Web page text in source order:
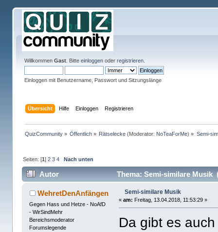
Willkommen Gast. Bitte einloggenoder registrieren.
Einloggen mit Benutzername, Passwort und Sitzungslänge
Übersicht Hilfe Einloggen Registrieren
QuizCommunity» Öffentlich » Rätselecke (Moderator: NoTeaForMe) » Semi-
Seiten: [1] 2 3 4 Nach unten
Autor Thema: Semi-similare Musik
WehretDenAnfängen
Gegen Hass und Hetze - NoAfD
- WirSindMehr
Bereichsmoderator
Forumslegende
Semi-similare Musik
«am: Freitag, 13.04.2018, 11:53:29 »
Da gibt es